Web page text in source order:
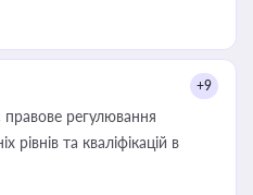
+9
регулювання
рівнів та кваліфікацій в